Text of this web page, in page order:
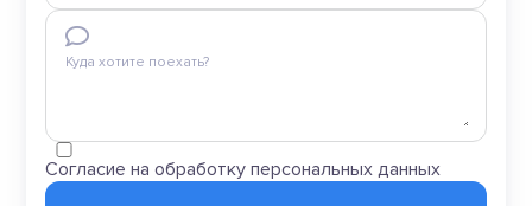
Куда хотите поехать?
Согласие на обработку персональных данных